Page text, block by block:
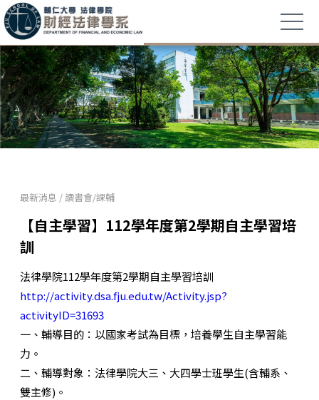
最新消息 / 讀書會/課輔
【自主學習】112學年度第2學期自主學習培
訓
法律學院112學年度第2學期自主學習培訓
http://activity.dsa.fju.edu.tw/Activity.jsp?
activityID=31693
一、輔導目的：以國家考試為目標，培養學生自主學習能
力。
二、輔導對象：法律學院大三、大四學士班學生(含輔系、
雙主修)。